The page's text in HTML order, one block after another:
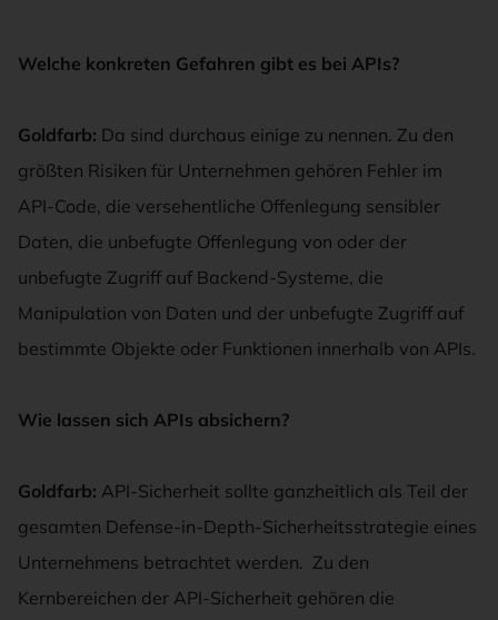
Welche konkreten Gefahren gibt es bei APIs?
Goldfarb: Da sind durchaus einige zu nennen. Zu den
größten Risiken für Unternehmen gehören Fehler im
API-Code, die versehentliche Offenlegung sensibler
Daten, die unbefugte Offenlegung von oder der
unbefugte Zugriff auf Backend-Systeme, die
Manipulation von Daten und der unbefugte Zugriff auf
bestimmte Objekte oder Funktionen innerhalb von APIs.
Wie lassen sich APIs absichern?
Goldfarb: API-Sicherheit sollte ganzheitlich als Teil der
gesamten Defense-in-Depth-Sicherheitsstrategie eines
Unternehmens betrachtet werden. Zu den
Kernbereichen der API-Sicherheit gehören die